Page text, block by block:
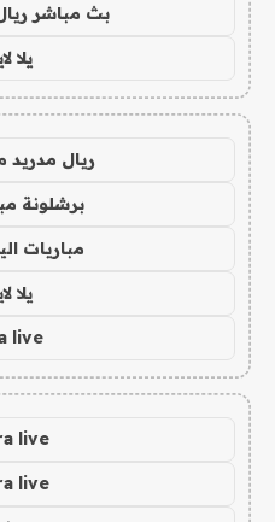
بث مباشر
يلا
ريال مدريد
برشلونة
مباريات
يلا
live
live
live